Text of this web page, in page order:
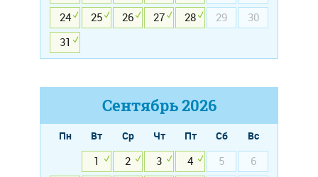
24
25 26 27 28 29
30
31
Сентябрь2026
Пн Вт Ср Чт Пт Сб
Вс
1
2 3 4 5
6